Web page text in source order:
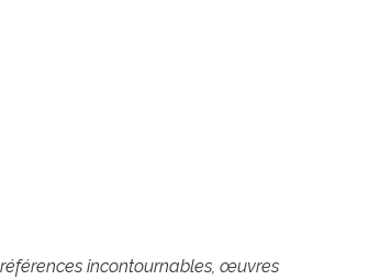
incontournables, œuvres